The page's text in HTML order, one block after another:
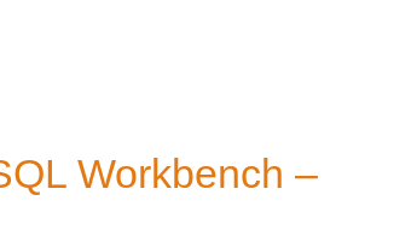
Workbench –